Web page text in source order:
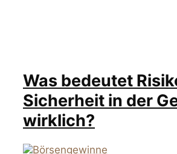
Was bedeutet
Sicherheit in der
wirklich?